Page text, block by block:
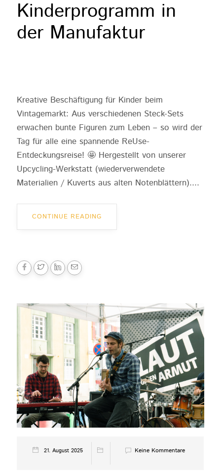
Kinderprogramm in
der Manufaktur
Kreative Beschäftigung für Kinder beim
Vintagemarkt: Aus verschiedenen Steck-Sets
erwachen bunte Figuren zum Leben – so wird der
Tag für alle eine spannende ReUse-
Entdeckungsreise! 🤩 Hergestellt von unserer
Upcycling-Werkstatt (wiederverwendete
Materialien / Kuverts aus alten Notenblättern)....
CONTINUE READING
21. August 2025 Keine Kommentare